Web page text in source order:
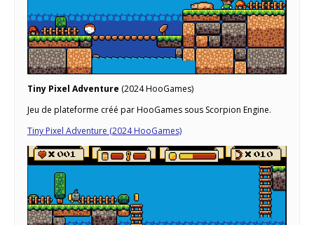
Tiny Pixel Adventure (2024 HooGames)
Jeu de plateforme créé par HooGames sous Scorpion Engine.
Tiny Pixel Adventure (2024 HooGames)